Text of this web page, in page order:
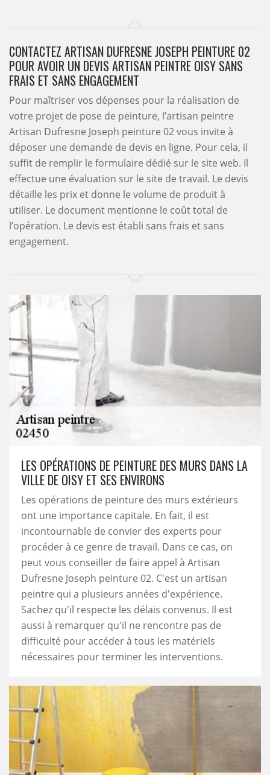
CONTACTEZ ARTISAN DUFRESNE JOSEPH PEINTURE 02
POUR AVOIR UN DEVIS ARTISAN PEINTRE OISY SANS
FRAIS ET SANS ENGAGEMENT
Pour maîtriser vos dépenses pour la réalisation de
votre projet de pose de peinture, l’artisan peintre
Artisan Dufresne Joseph peinture 02 vous invite à
déposer une demande de devis en ligne. Pour cela, il
suffit de remplir le formulaire dédié sur le site web. Il
effectue une évaluation sur le site de travail. Le devis
détaille les prix et donne le volume de produit à
utiliser. Le document mentionne le coût total de
l’opération. Le devis est établi sans frais et sans
engagement.
LES OPÉRATIONS DE PEINTURE DES MURS DANS LA
VILLE DE OISY ET SES ENVIRONS
Les opérations de peinture des murs extérieurs
ont une importance capitale. En fait, il est
incontournable de convier des experts pour
procéder à ce genre de travail. Dans ce cas, on
peut vous conseiller de faire appel à Artisan
Dufresne Joseph peinture 02. C'est un artisan
peintre qui a plusieurs années d'expérience.
Sachez qu'il respecte les délais convenus. Il est
aussi à remarquer qu'il ne rencontre pas de
difficulté pour accéder à tous les matériels
nécessaires pour terminer les interventions.